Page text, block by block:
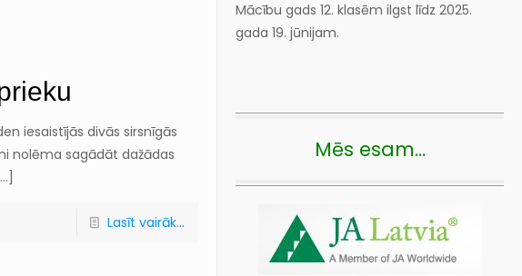
iesaistījās divās sirsnīgās
nolēma sagādāt dažādas
[…]
Lasīt vairāk...
Mācību gads 12. klasēm ilgst līdz 2025.
gada 19. jūnijam.
Mēs esam…